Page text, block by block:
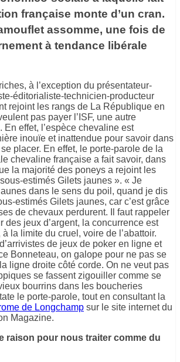
française monte d’un cran.
assomme, une fois de
à tendance libérale
à l’exception du présentateur-
éditorialiste-technicien-producteur
rejoint les rangs de La République en
pas payer l’ISF, une autre
En effet, l’espèce chevaline est
inouïe et inattendue pour savoir dans
placer. En effet, le porte-parole de la
chevaline française a fait savoir, dans
la majorité des poneys a rejoint les
estimés Gilets jaunes ». « Je
dans le sens du poil, quand je dis
estimés Gilets jaunes, car c’est grâce
de chevaux perdurent. Il faut rappeler
des jeux d’argent, la concurrence est
la limite du cruel, voire de l’abattoir.
de jeux de poker en ligne et
Bonneteau, on galope pour ne pas se
ligne droite côté corde. On ne veut pas
se fassent zigouiller comme se
bourrins dans les boucheries
le porte-parole, tout en consultant la
de Longchamp sur le site internet du
Magazine.
raison pour nous traiter comme du